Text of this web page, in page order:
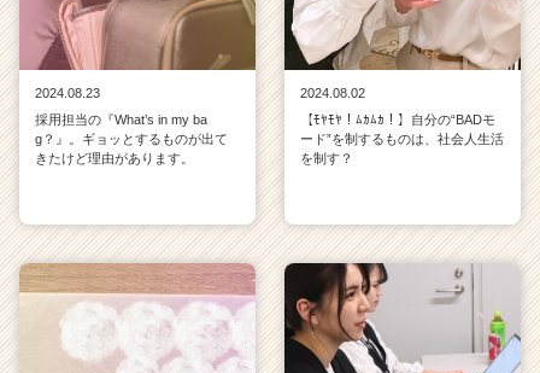
2024.08.23
採用担当の『What’s in my ba
g？』。ギョッとするものが出て
きたけど理由があります。
2024.08.02
【ﾓﾔﾓﾔ！ﾑｶﾑｶ！】自分の“BADモ
ード”を制するものは、社会人生活
を制す？